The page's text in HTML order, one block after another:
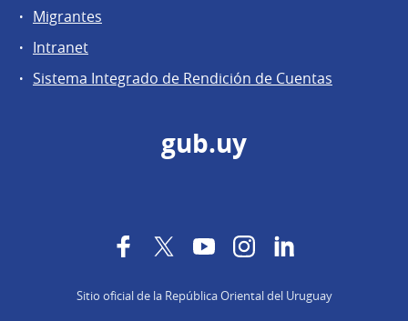
Migrantes
Intranet
Sistema Integrado de Rendición de Cuentas
gub.uy
FacebookTwitterYouTubeInstagram
Sitio oficial de la República Oriental del Uruguay